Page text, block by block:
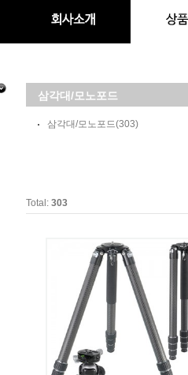
삼각대/모노포드
삼각대/모노포드(303)
Total: 303